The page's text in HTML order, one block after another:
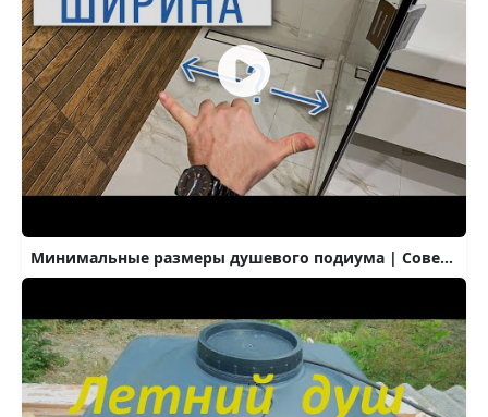
Минимальные размеры душевого подиума | Советы по ремонту | ремонт квартир в Москве